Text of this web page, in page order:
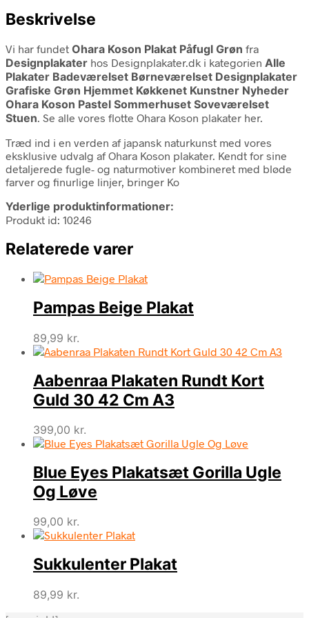
Beskrivelse
Vi har fundet Ohara Koson Plakat Påfugl Grøn fra
Designplakater hos Designplakater.dk i kategorien Alle
Plakater Badeværelset Børneværelset Designplakater
Grafiske Grøn Hjemmet Køkkenet Kunstner Nyheder
Ohara Koson Pastel Sommerhuset Soveværelset
Stuen. Se alle vores flotte Ohara Koson plakater her.
Træd ind i en verden af japansk naturkunst med vores
eksklusive udvalg af Ohara Koson plakater. Kendt for sine
detaljerede fugle- og naturmotiver kombineret med bløde
farver og finurlige linjer, bringer Ko
Yderlige produktinformationer:
Produkt id: 10246
Relaterede varer
Pampas Beige Plakat
89,99 kr.
Aabenraa Plakaten Rundt Kort
Guld 30 42 Cm A3
399,00 kr.
Blue Eyes Plakatsæt Gorilla Ugle
Og Løve
99,00 kr.
Sukkulenter Plakat
89,99 kr.